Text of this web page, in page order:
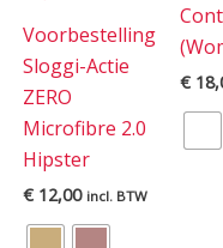
Voorbestelling
Sloggi-Actie
ZERO
Microfibre 2.0
Hipster
€12,00 incl. BTW
€